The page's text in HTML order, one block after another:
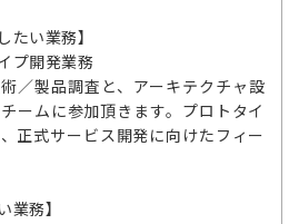
たい業務】
プ開発業務
／製品調査と、アーキテクチャ設
ームに参加頂きます。プロトタイ
正式サービス開発に向けたフィー
業務】